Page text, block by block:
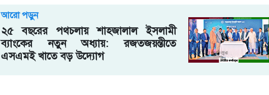
আরো পড়ুন
২৫ বছরের পথচলায় শাহ্জালাল ইসলামী
ব্যাংকের নতুন অধ্যায়: রজতজয়ন্তীতে
এসএমই খাতে বড় উদ্যোগ